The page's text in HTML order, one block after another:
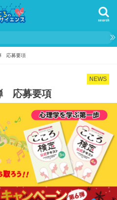
search
応募要項
NEWS
応募要項